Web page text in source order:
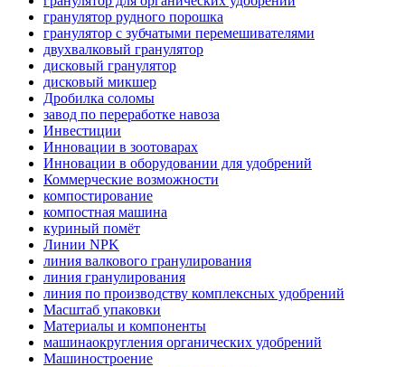
гранулятор рудного порошка
гранулятор с зубчатыми перемешивателями
двухвалковый гранулятор
дисковый гранулятор
дисковый микшер
Дробилка соломы
завод по переработке навоза
Инвестиции
Инновации в зоотоварах
Инновации в оборудовании для удобрений
Коммерческие возможности
компостирование
компостная машина
куриный помёт
Линии NPK
линия валкового гранулирования
линия гранулирования
линия по производству комплексных удобрений
Масштаб упаковки
Материалы и компоненты
машинаокругления органических удобрений
Машиностроение